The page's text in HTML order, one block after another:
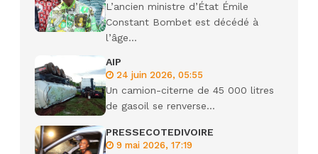
L’ancien ministre d’État Émile
Constant Bombet est décédé à
l’âge...
AIP
24 juin 2026, 05:55
Un camion-citerne de 45 000 litres
de gasoil se renverse...
PRESSECOTEDIVOIRE
9 mai 2026, 17:19